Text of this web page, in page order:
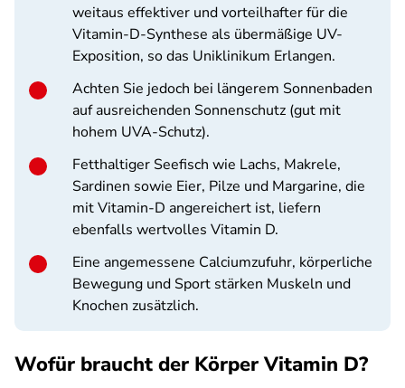
weitaus effektiver und vorteilhafter für die
Vitamin-D-Synthese als übermäßige UV-
Exposition, so das Uniklinikum Erlangen.
Achten Sie jedoch bei längerem Sonnenbaden
auf ausreichenden Sonnenschutz (gut mit
hohem UVA-Schutz).
Fetthaltiger Seefisch wie Lachs, Makrele,
Sardinen sowie Eier, Pilze und Margarine, die
mit Vitamin-D angereichert ist, liefern
ebenfalls wertvolles Vitamin D.
Eine angemessene Calciumzufuhr, körperliche
Bewegung und Sport stärken Muskeln und
Knochen zusätzlich.
Wofür braucht der Körper Vitamin D?